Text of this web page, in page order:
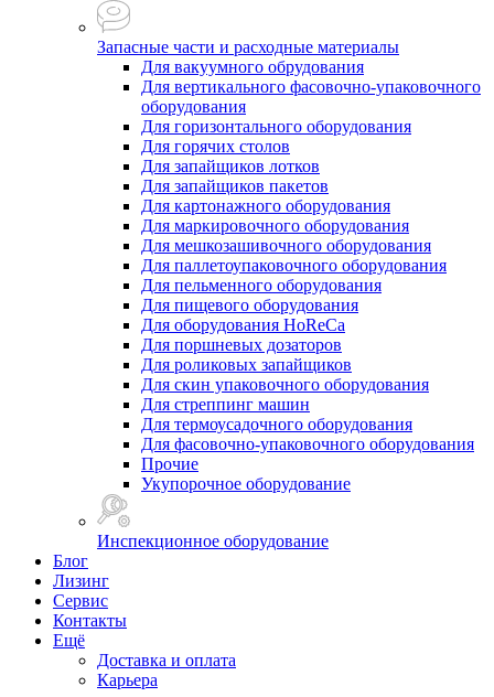
Запасные части и расходные материалы
Для вакуумного обрудования
Для вертикального фасовочно-упаковочного
оборудования
Для горизонтального оборудования
Для горячих столов
Для запайщиков лотков
Для запайщиков пакетов
Для картонажного оборудования
Для маркировочного оборудования
Для мешкозашивочного оборудования
Для паллетоупаковочного оборудования
Для пельменного оборудования
Для пищевого оборудования
Для оборудования HoReCa
Для поршневых дозаторов
Для роликовых запайщиков
Для скин упаковочного оборудования
Для стреппинг машин
Для термоусадочного оборудования
Для фасовочно-упаковочного оборудования
Прочие
Укупорочное оборудование
Инспекционное оборудование
Блог
Лизинг
Сервис
Контакты
Ещё
Доставка и оплата
Карьера